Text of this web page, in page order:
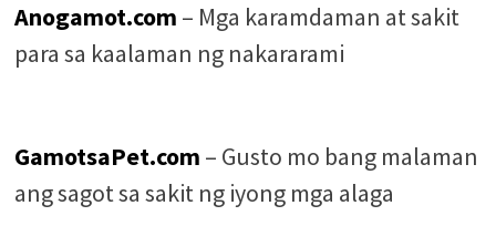
Anogamot.com – Mga karamdaman at sakit
para sa kaalaman ng nakararami
GamotsaPet.com – Gusto mo bang malaman
ang sagot sa sakit ng iyong mga alaga